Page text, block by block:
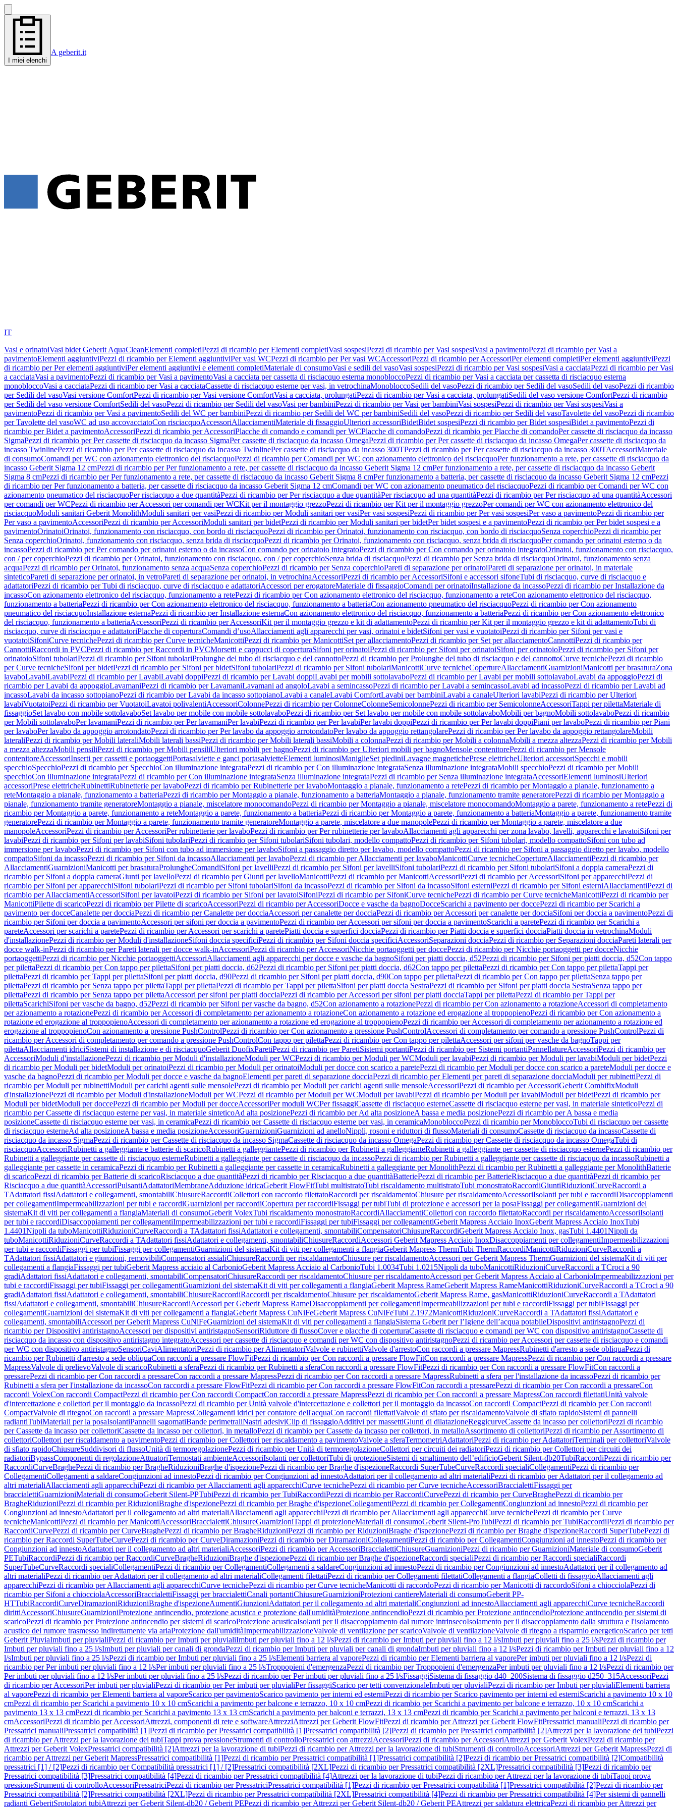
I miei elenchi
A geberit.it
IT
Vasi e orinatoiVasi bidet Geberit AquaCleanElementi completiPezzi di ricambio per Elementi completiVasi sospesiPezzi di ricambio per Vasi sospesiVasi a pavimentoPezzi di ricambio per Vasi a
pavimentoElementi aggiuntiviPezzi di ricambio per Elementi aggiuntiviPer vasi WCPezzi di ricambio per Per vasi WCAccessoriPezzi di ricambio per AccessoriPer elementi completiPer elementi aggiuntiviPezzi
di ricambio per Per elementi aggiuntiviPer elementi aggiuntivi e elementi completiMateriale di consumoVasi e sedili del vasoVasi sospesiPezzi di ricambio per Vasi sospesiVasi a cacciataPezzi di ricambio per Vasi
a cacciataVasi a pavimentoPezzi di ricambio per Vasi a pavimentoVasi a cacciata per cassetta di risciacquo esterna monobloccoPezzi di ricambio per Vasi a cacciata per cassetta di risciacquo esterna
monobloccoVasi a cacciataPezzi di ricambio per Vasi a cacciataCassette di risciacquo esterne per vasi, in vetrochinaMonobloccoSedili del vasoPezzi di ricambio per Sedili del vasoSedili del vasoPezzi di ricambio
per Sedili del vasoVasi versione ComfortPezzi di ricambio per Vasi versione ComfortVasi a cacciata, prolungatiPezzi di ricambio per Vasi a cacciata, prolungatiSedili del vaso versione ComfortPezzi di ricambio
per Sedili del vaso versione ComfortSedili del vasoPezzi di ricambio per Sedili del vasoVasi per bambiniPezzi di ricambio per Vasi per bambiniVasi sospesiPezzi di ricambio per Vasi sospesiVasi a
pavimentoPezzi di ricambio per Vasi a pavimentoSedili del WC per bambiniPezzi di ricambio per Sedili del WC per bambiniSedili del vasoPezzi di ricambio per Sedili del vasoTavolette del vasoPezzi di ricambio
per Tavolette del vasoWC ad uso accovacciatoCon risciacquoAccessoriAllacciamentiMateriale di fissaggioUlteriori accessoriBidetBidet sospesiPezzi di ricambio per Bidet sospesiBidet a pavimentoPezzi di
ricambio per Bidet a pavimentoAccessoriPezzi di ricambio per AccessoriPlacche di comando e comandi per WCPlacche di comandoPezzi di ricambio per Placche di comandoPer cassette di risciacquo da incasso
SigmaPezzi di ricambio per Per cassette di risciacquo da incasso SigmaPer cassette di risciacquo da incasso OmegaPezzi di ricambio per Per cassette di risciacquo da incasso OmegaPer cassette di risciacquo da
incasso TwinlinePezzi di ricambio per Per cassette di risciacquo da incasso TwinlinePer cassette di risciacquo da incasso 300TPezzi di ricambio per Per cassette di risciacquo da incasso 300TAccessoriMateriale
di consumoComandi per WC con azionamento elettronico del risciacquoPezzi di ricambio per Comandi per WC con azionamento elettronico del risciacquoPer funzionamento a rete, per cassette di risciacquo da
incasso Geberit Sigma 12 cmPezzi di ricambio per Per funzionamento a rete, per cassette di risciacquo da incasso Geberit Sigma 12 cmPer funzionamento a rete, per cassette di risciacquo da incasso Geberit
Sigma 8 cmPezzi di ricambio per Per funzionamento a rete, per cassette di risciacquo da incasso Geberit Sigma 8 cmPer funzionamento a batteria, per cassette di risciacquo da incasso Geberit Sigma 12 cmPezzi
di ricambio per Per funzionamento a batteria, per cassette di risciacquo da incasso Geberit Sigma 12 cmComandi per WC con azionamento pneumatico del risciacquoPezzi di ricambio per Comandi per WC con
azionamento pneumatico del risciacquoPer risciacquo a due quantitàPezzi di ricambio per Per risciacquo a due quantitàPer risciacquo ad una quantitàPezzi di ricambio per Per risciacquo ad una quantitàAccessori
per comandi per WCPezzi di ricambio per Accessori per comandi per WCKit per il montaggio grezzoPezzi di ricambio per Kit per il montaggio grezzoPer comandi per WC con azionamento elettronico del
risciacquoModuli sanitari Geberit MonolithModuli sanitari per vasiPezzi di ricambio per Moduli sanitari per vasiPer vasi sospesiPezzi di ricambio per Per vasi sospesiPer vaso a pavimentoPezzi di ricambio per
Per vaso a pavimentoAccessoriPezzi di ricambio per AccessoriModuli sanitari per bidetPezzi di ricambio per Moduli sanitari per bidetPer bidet sospesi e a pavimentoPezzi di ricambio per Per bidet sospesi e a
pavimentoOrinatoiOrinatoi, funzionamento con risciacquo, con bordo di risciacquoPezzi di ricambio per Orinatoi, funzionamento con risciacquo, con bordo di risciacquoSenza coperchioPezzi di ricambio per
Senza coperchioOrinatoi, funzionamento con risciacquo, senza brida di risciacquoPezzi di ricambio per Orinatoi, funzionamento con risciacquo, senza brida di risciacquoPer comando per orinatoi esterno o da
incassoPezzi di ricambio per Per comando per orinatoi esterno o da incassoCon comando per orinatoio integratoPezzi di ricambio per Con comando per orinatoio integratoOrinatoi, funzionamento con risciacquo,
con / per coperchioPezzi di ricambio per Orinatoi, funzionamento con risciacquo, con / per coperchioSenza brida di risciacquoPezzi di ricambio per Senza brida di risciacquoOrinatoi, funzionamento senza
acquaPezzi di ricambio per Orinatoi, funzionamento senza acquaSenza coperchioPezzi di ricambio per Senza coperchioPareti di separazione per orinatoiPareti di separazione per orinatoi, in materiale
sinteticoPareti di separazione per orinatoi, in vetroPareti di separazione per orinatoi, in vetrochinaAccessoriPezzi di ricambio per AccessoriSifoni e accessori sifoneTubi di risciacquo, curve di risciacquo e
adattatoriPezzi di ricambio per Tubi di risciacquo, curve di risciacquo e adattatoriAccessori per erogatoreMateriale di fissaggioComandi per orinatoiInstallazione da incassoPezzi di ricambio per Installazione da
incassoCon azionamento elettronico del risciacquo, funzionamento a retePezzi di ricambio per Con azionamento elettronico del risciacquo, funzionamento a reteCon azionamento elettronico del risciacquo,
funzionamento a batteriaPezzi di ricambio per Con azionamento elettronico del risciacquo, funzionamento a batteriaCon azionamento pneumatico del risciacquoPezzi di ricambio per Con azionamento
pneumatico del risciacquoInstallazione esternaPezzi di ricambio per Installazione esternaCon azionamento elettronico del risciacquo, funzionamento a batteriaPezzi di ricambio per Con azionamento elettronico
del risciacquo, funzionamento a batteriaAccessoriPezzi di ricambio per AccessoriKit per il montaggio grezzo e kit di adattamentoPezzi di ricambio per Kit per il montaggio grezzo e kit di adattamentoTubi di
risciacquo, curve di risciacquo e adattatoriPlacche di coperturaComandi d’usoAllacciamenti agli apparecchi per vasi, orinatoi e bidetSifoni per vasi e vuotatoiPezzi di ricambio per Sifoni per vasi e
vuotatoiSifoniCurve tecnichePezzi di ricambio per Curve tecnicheManicottiPezzi di ricambio per ManicottiSet per allacciamentoPezzi di ricambio per Set per allacciamentoCannottiPezzi di ricambio per
CannottiRaccordi in PVCPezzi di ricambio per Raccordi in PVCMorsetti e cappucci di coperturaSifoni per orinatoiPezzi di ricambio per Sifoni per orinatoiSifoni per orinatoioPezzi di ricambio per Sifoni per
orinatoioSifoni tubolariPezzi di ricambio per Sifoni tubolariProlunghe del tubo di risciacquo e del cannottoPezzi di ricambio per Prolunghe del tubo di risciacquo e del cannottoCurve tecnichePezzi di ricambio
per Curve tecnicheSifoni per bidetPezzi di ricambio per Sifoni per bidetSifoni tubolariPezzi di ricambio per Sifoni tubolariManicottiCurve tecnicheCopertureAllacciamentiGuarnizioniManicotti per brasaturaZona
lavaboLavabiLavabiPezzi di ricambio per LavabiLavabi doppiPezzi di ricambio per Lavabi doppiLavabi per mobili sottolavaboPezzi di ricambio per Lavabi per mobili sottolavaboLavabi da appoggioPezzi di
ricambio per Lavabi da appoggioLavamaniPezzi di ricambio per LavamaniLavamani ad angoloLavabi a semincassoPezzi di ricambio per Lavabi a semincassoLavabi ad incassoPezzi di ricambio per Lavabi ad
incassoLavabi da incasso sottopianoPezzi di ricambio per Lavabi da incasso sottopianoLavabi a canaleLavabi ComfortLavabi per bambiniLavabi a canaleUlteriori lavabiPezzi di ricambio per Ulteriori
lavabiVuotatoiPezzi di ricambio per VuotatoiLavatoi polivalentiAccessoriColonnePezzi di ricambio per ColonneColonneSemicolonnePezzi di ricambio per SemicolonneAccessoriTappi per pilettaMateriale di
fissaggioSet lavabo con mobile sottolavaboSet lavabo per mobile con mobile sottolavaboPezzi di ricambio per Set lavabo per mobile con mobile sottolavaboMobili per bagnoMobili sottolavaboPezzi di ricambio
per Mobili sottolavaboPer lavamaniPezzi di ricambio per Per lavamaniPer lavabiPezzi di ricambio per Per lavabiPer lavabi doppiPezzi di ricambio per Per lavabi doppiPiani per lavaboPezzi di ricambio per Piani
per lavaboPer lavabo da appoggio arrotondatoPezzi di ricambio per Per lavabo da appoggio arrotondatoPer lavabo da appoggio rettangolarePezzi di ricambio per Per lavabo da appoggio rettangolareMobili
lateraliPezzi di ricambio per Mobili lateraliMobili laterali bassiPezzi di ricambio per Mobili laterali bassiMobili a colonnaPezzi di ricambio per Mobili a colonnaMobili a mezza altezzaPezzi di ricambio per Mobili
a mezza altezzaMobili pensiliPezzi di ricambio per Mobili pensiliUlteriori mobili per bagnoPezzi di ricambio per Ulteriori mobili per bagnoMensole contenitorePezzi di ricambio per Mensole
contenitoreAccessoriInserti per cassetti e portaoggettiPortasalviette e ganci portasalvietteElementi luminosiManiglieSet piediniLavagne magnetichePrese elettricheUlteriori accessoriSpecchi e mobili
specchioSpecchioPezzi di ricambio per SpecchioCon illuminazione integrataPezzi di ricambio per Con illuminazione integrataSenza illuminazione integrataMobili specchioPezzi di ricambio per Mobili
specchioCon illuminazione integrataPezzi di ricambio per Con illuminazione integrataSenza illuminazione integrataPezzi di ricambio per Senza illuminazione integrataAccessoriElementi luminosiUlteriori
accessoriPrese elettricheRubinettiRubinetterie per lavaboPezzi di ricambio per Rubinetterie per lavaboMontaggio a pianale, funzionamento a retePezzi di ricambio per Montaggio a pianale, funzionamento a
reteMontaggio a pianale, funzionamento a batteriaPezzi di ricambio per Montaggio a pianale, funzionamento a batteriaMontaggio a pianale, funzionamento tramite generatorePezzi di ricambio per Montaggio a
pianale, funzionamento tramite generatoreMontaggio a pianale, miscelatore monocomandoPezzi di ricambio per Montaggio a pianale, miscelatore monocomandoMontaggio a parete, funzionamento a retePezzi di
ricambio per Montaggio a parete, funzionamento a reteMontaggio a parete, funzionamento a batteriaPezzi di ricambio per Montaggio a parete, funzionamento a batteriaMontaggio a parete, funzionamento tramite
generatorePezzi di ricambio per Montaggio a parete, funzionamento tramite generatoreMontaggio a parete, miscelatore a due manopolePezzi di ricambio per Montaggio a parete, miscelatore a due
manopoleAccessoriPezzi di ricambio per AccessoriPer rubinetterie per lavaboPezzi di ricambio per Per rubinetterie per lavaboAllacciamenti agli apparecchi per zona lavabo, lavelli, apparecchi e lavatoiSifoni per
lavabiPezzi di ricambio per Sifoni per lavabiSifoni tubolariPezzi di ricambio per Sifoni tubolariSifoni tubolari, modello compattoPezzi di ricambio per Sifoni tubolari, modello compattoSifoni con tubo ad
immersione per lavaboPezzi di ricambio per Sifoni con tubo ad immersione per lavaboSifoni a passaggio diretto per lavabo, modello compattoPezzi di ricambio per Sifoni a passaggio diretto per lavabo, modello
compattoSifoni da incassoPezzi di ricambio per Sifoni da incassoAllacciamenti per lavaboPezzi di ricambio per Allacciamenti per lavaboManicottiCurve tecnicheCopertureAllacciamentiPezzi di ricambio per
AllacciamentiGuarnizioniManicotti per brasaturaProlungheComandiSifoni per lavelliPezzi di ricambio per Sifoni per lavelliSifoni tubolariPezzi di ricambio per Sifoni tubolariSifoni a doppia cameraPezzi di
ricambio per Sifoni a doppia cameraGiunti per lavelloPezzi di ricambio per Giunti per lavelloManicottiPezzi di ricambio per ManicottiAccessoriPezzi di ricambio per AccessoriSifoni per apparecchiPezzi di
ricambio per Sifoni per apparecchiSifoni tubolariPezzi di ricambio per Sifoni tubolariSifoni da incassoPezzi di ricambio per Sifoni da incassoSifoni esterniPezzi di ricambio per Sifoni esterniAllacciamentiPezzi di
ricambio per AllacciamentiAccessoriSifoni per lavatoiPezzi di ricambio per Sifoni per lavatoiSifoniPezzi di ricambio per SifoniCurve tecnichePezzi di ricambio per Curve tecnicheManicottiPezzi di ricambio per
ManicottiPilette di scaricoPezzi di ricambio per Pilette di scaricoAccessoriPezzi di ricambio per AccessoriDocce e vasche da bagnoDocceScarichi a pavimento per doccePezzi di ricambio per Scarichi a
pavimento per docceCanalette per docciaPezzi di ricambio per Canalette per docciaAccessori per canalette per docciaPezzi di ricambio per Accessori per canalette per docciaSifoni per doccia a pavimentoPezzi di
ricambio per Sifoni per doccia a pavimentoAccessori per sifoni per doccia a pavimentoPezzi di ricambio per Accessori per sifoni per doccia a pavimentoScarichi a paretePezzi di ricambio per Scarichi a
pareteAccessori per scarichi a paretePezzi di ricambio per Accessori per scarichi a paretePiatti doccia e superfici docciaPezzi di ricambio per Piatti doccia e superfici docciaPiatti doccia in vetrochinaModuli
d'installazionePezzi di ricambio per Moduli d'installazioneSifoni doccia specificiPezzi di ricambio per Sifoni doccia specificiAccessoriSeparazioni docciaPezzi di ricambio per Separazioni docciaPareti laterali per
docce walk-inPezzi di ricambio per Pareti laterali per docce walk-inAccessoriPezzi di ricambio per AccessoriNicchie portaoggetti per doccePezzi di ricambio per Nicchie portaoggetti per docceNicchie
portaoggettiPezzi di ricambio per Nicchie portaoggettiAccessoriAllacciamenti agli apparecchi per docce e vasche da bagnoSifoni per piatti doccia, d52Pezzi di ricambio per Sifoni per piatti doccia, d52Con tappo
per pilettaPezzi di ricambio per Con tappo per pilettaSifoni per piatti doccia, d62Pezzi di ricambio per Sifoni per piatti doccia, d62Con tappo per pilettaPezzi di ricambio per Con tappo per pilettaTappi per
pilettaPezzi di ricambio per Tappi per pilettaSifoni per piatti doccia, d90Pezzi di ricambio per Sifoni per piatti doccia, d90Con tappo per pilettaPezzi di ricambio per Con tappo per pilettaSenza tappo per
pilettaPezzi di ricambio per Senza tappo per pilettaTappi per pilettaPezzi di ricambio per Tappi per pilettaSifoni per piatti doccia SestraPezzi di ricambio per Sifoni per piatti doccia SestraSenza tappo per
pilettaPezzi di ricambio per Senza tappo per pilettaAccessori per sifoni per piatti docciaPezzi di ricambio per Accessori per sifoni per piatti docciaTappi per pilettaPezzi di ricambio per Tappi per
pilettaScarichiSifoni per vasche da bagno, d52Pezzi di ricambio per Sifoni per vasche da bagno, d52Con azionamento a rotazionePezzi di ricambio per Con azionamento a rotazioneAccessori di completamento
per azionamento a rotazionePezzi di ricambio per Accessori di completamento per azionamento a rotazioneCon azionamento a rotazione ed erogazione al troppopienoPezzi di ricambio per Con azionamento a
rotazione ed erogazione al troppopienoAccessori di completamento per azionamento a rotazione ed erogazione al troppopienoPezzi di ricambio per Accessori di completamento per azionamento a rotazione ed
erogazione al troppopienoCon azionamento a pressione PushControlPezzi di ricambio per Con azionamento a pressione PushControlAccessori di completamento per comando a pressione PushControlPezzi di
ricambio per Accessori di completamento per comando a pressione PushControlCon tappo per pilettaPezzi di ricambio per Con tappo per pilettaAccessori per sifoni per vasche da bagnoTappi per
pilettaAllacciamenti idriciSistemi di installazione e di risciacquoGeberit DuofixParetiPezzi di ricambio per ParetiSistemi portantiPezzi di ricambio per Sistemi portantiPannellatureAccessoriPezzi di ricambio per
AccessoriModuli d'installazionePezzi di ricambio per Moduli d'installazioneModuli per WCPezzi di ricambio per Moduli per WCModuli per lavabiPezzi di ricambio per Moduli per lavabiModuli per bidetPezzi
di ricambio per Moduli per bidetModuli per orinatoiPezzi di ricambio per Moduli per orinatoiModuli per docce con scarico a paretePezzi di ricambio per Moduli per docce con scarico a pareteModuli per docce e
vasche da bagnoPezzi di ricambio per Moduli per docce e vasche da bagnoElementi per pareti di separazione docciaPezzi di ricambio per Elementi per pareti di separazione docciaModuli per rubinettiPezzi di
ricambio per Moduli per rubinettiModuli per carichi agenti sulle mensolePezzi di ricambio per Moduli per carichi agenti sulle mensoleAccessoriPezzi di ricambio per AccessoriGeberit CombifixModuli
d'installazionePezzi di ricambio per Moduli d'installazioneModuli per WCPezzi di ricambio per Moduli per WCModuli per lavabiPezzi di ricambio per Moduli per lavabiModuli per bidetPezzi di ricambio per
Moduli per bidetModuli per doccePezzi di ricambio per Moduli per docceAccessoriPer moduli WCPer fissaggiCassette di risciacquo esterneCassette di risciacquo esterne per vasi, in materiale sinteticoPezzi di
ricambio per Cassette di risciacquo esterne per vasi, in materiale sinteticoAd alta posizionePezzi di ricambio per Ad alta posizioneA bassa e media posizionePezzi di ricambio per A bassa e media
posizioneCassette di risciacquo esterne per vasi, in ceramicaPezzi di ricambio per Cassette di risciacquo esterne per vasi, in ceramicaMonobloccoPezzi di ricambio per MonobloccoTubi di risciacquo per cassette
di risciacquo esterneAd alta posizioneA bassa e media posizioneAccessoriGuarnizioniGuarnizioni ad anelloNippli, rosoni e riduttori di flussoMateriali di consumoCassette di risciacquo da incassoCassette di
risciacquo da incasso SigmaPezzi di ricambio per Cassette di risciacquo da incasso SigmaCassette di risciacquo da incasso OmegaPezzi di ricambio per Cassette di risciacquo da incasso OmegaTubi di
risciacquoAccessoriRubinetti a galleggiante e batterie di scaricoRubinetti a galleggiantePezzi di ricambio per Rubinetti a galleggianteRubinetti a galleggiante per cassette di risciacquo esternePezzi di ricambio per
Rubinetti a galleggiante per cassette di risciacquo esterneRubinetti a galleggiante per cassette di risciacquo da incassoPezzi di ricambio per Rubinetti a galleggiante per cassette di risciacquo da incassoRubinetti a
galleggiante per cassette in ceramicaPezzi di ricambio per Rubinetti a galleggiante per cassette in ceramicaRubinetti a galleggiante per MonolithPezzi di ricambio per Rubinetti a galleggiante per MonolithBatterie
di scaricoPezzi di ricambio per Batterie di scaricoRisciacquo a due quantitàPezzi di ricambio per Risciacquo a due quantitàBatteriePezzi di ricambio per BatterieRisciacquo a due quantitàPezzi di ricambio per
Risciacquo a due quantitàAccessoriPulsantiAdattatoriMembraneAdduzione idricaGeberit FlowFitTubi multistratoTubi riscaldamento multistratoTubi monostratoRaccordiGiuntiRiduzioniCurveRaccordi a
TAdattatori fissiAdattatori e collegamenti, smontabiliChiusureRaccordiCollettori con raccordo filettatoRaccordi per riscaldamentoChiusure per riscaldamentoAccessoriIsolanti per tubi e raccordiDisaccoppiamenti
per collegamentiImpermeabilizzazioni per tubi e raccordiGuarnizioni per raccordiCopertura per raccordiFissaggi per tubiTubi di protezione e accessori per la posaFissaggi per collegamentiGuarnizioni del
sistemaKit di viti per collegamenti a flangiaMateriali di consumoGeberit VolexTubi riscaldamento monostratoRaccordiAllacciamentiCollettori con raccordo filettatoRaccordi per riscaldamentoAccessoriIsolanti
per tubi e raccordiDisaccoppiamenti per collegamentiImpermeabilizzazioni per tubi e raccordiFissaggi per tubiFissaggi per collegamentiGeberit Mapress Acciaio InoxGeberit Mapress Acciaio InoxTubi
1.4401Nippli da tuboManicottiRiduzioniCurveRaccordi a TAdattatori fissiAdattatori e collegamenti, smontabiliCompensatoriChiusureRaccordiGeberit Mapress Acciaio Inox, gasTubi 1.4401Nippli da
tuboManicottiRiduzioniCurveRaccordi a TAdattatori fissiAdattatori e collegamenti, smontabiliChiusureRaccordiAccessori Geberit Mapress Acciaio InoxDisaccoppiamenti per collegamentiImpermeabilizzazioni
per tubi e raccordiFissaggi per tubiFissaggi per collegamentiGuarnizioni del sistemaKit di viti per collegamenti a flangiaGeberit Mapress ThermTubi ThermRaccordiManicottiRiduzioniCurveRaccordi a
TAdattatori fissiAdattatori e giunzioni, removibiliCompensatori assialiChiusureRaccordi per riscaldamentoChiusure per riscaldamentoAccessori per Geberit Mapress ThermGuarnizioni del sistemaKit di viti per
collegamenti a flangiaFissaggi per tubiGeberit Mapress acciaio al CarbonioGeberit Mapress Acciaio al CarbonioTubi 1.0034Tubi 1.0215Nippli da tuboManicottiRiduzioniCurveRaccordi a TCroci a 90
gradiAdattatori fissiAdattatori e collegamenti, smontabiliCompensatoriChiusureRaccordi per riscaldamentoChiusure per riscaldamentoAccessori per Geberit Mapress Acciaio al CarbonioImpermeabilizzazioni per
tubi e raccordiFissaggi per tubiFissaggi per collegamentiGuarnizioni del sistemaKit di viti per collegamenti a flangiaGeberit Mapress RameGeberit Mapress RameManicottiRiduzioniCurveRaccordi a TCroci a 90
gradiAdattatori fissiAdattatori e collegamenti, smontabiliChiusureRaccordiRaccordi per riscaldamentoChiusure per riscaldamentoGeberit Mapress Rame, gasManicottiRiduzioniCurveRaccordi a TAdattatori
fissiAdattatori e collegamenti, smontabiliChiusureRaccordiAccessori per Geberit Mapress RameDisaccoppiamenti per collegamentiImpermeabilizzazioni per tubi e raccordiFissaggi per tubiFissaggi per
collegamentiGuarnizioni del sistemaKit di viti per collegamenti a flangiaGeberit Mapress CuNiFeGeberit Mapress CuNiFeTubi 2.1972ManicottiRiduzioniCurveRaccordi a TAdattatori fissiAdattatori e
collegamenti, smontabiliAccessori per Geberit Mapress CuNiFeGuarnizioni del sistemaKit di viti per collegamenti a flangiaSistema Geberit per l’Igiene dell’acqua potabileDispositivi antiristagnoPezzi di
ricambio per Dispositivi antiristagnoAccessori per dispositivi antiristagnoSensoriRiduttore di flussoCover e placche di coperturaCassette di risciacquo e comandi per WC con dispositivo antiristagnoCassette di
risciacquo da incasso con dispositivo antiristagno integratoAccessori per cassette di risciacquo e comandi per WC con dispositivo antiristagnoPezzi di ricambio per Accessori per cassette di risciacquo e comandi
per WC con dispositivo antiristagnoSensoriCaviAlimentatoriPezzi di ricambio per AlimentatoriValvole e rubinettiValvole d'arrestoCon raccordi a pressare MapressRubinetti d'arresto a sede obliquaPezzi di
ricambio per Rubinetti d'arresto a sede obliquaCon raccordi a pressare FlowFitPezzi di ricambio per Con raccordi a pressare FlowFitCon raccordi a pressare MapressPezzi di ricambio per Con raccordi a pressare
MapressValvole di prelievoValvole di scaricoRubinetti a sferaPezzi di ricambio per Rubinetti a sferaCon raccordi a pressare FlowFitPezzi di ricambio per Con raccordi a pressare FlowFitCon raccordi a
pressarePezzi di ricambio per Con raccordi a pressareCon raccordi a pressare MapressPezzi di ricambio per Con raccordi a pressare MapressRubinetti a sfera per l'installazione da incassoPezzi di ricambio per
Rubinetti a sfera per l'installazione da incassoCon raccordi a pressare FlowFitPezzi di ricambio per Con raccordi a pressare FlowFitCon raccordi a pressarePezzi di ricambio per Con raccordi a pressareCon
raccordi VolexCon raccordi CompactPezzi di ricambio per Con raccordi CompactCon raccordi a pressare MapressPezzi di ricambio per Con raccordi a pressare MapressCon raccordi filettatiUnità valvole
d'intercettazione e collettori per il montaggio da incassoPezzi di ricambio per Unità valvole d'intercettazione e collettori per il montaggio da incassoCon raccordi CompactPezzi di ricambio per Con raccordi
CompactValvole di ritegnoCon raccordi a pressare MapressCollegamenti idrici per contatore dell'acquaCon raccordi filettatiValvole di sfiato per riscaldamentoValvole di sfiato rapidoSistemi di pannelli
radiantiTubiMateriali per la posaIsolantiPannelli sagomatiBande perimetraliNastri adesiviClip di fissaggioAdditivi per massettiGiunti di dilatazioneReggicurveCassette da incasso per collettoriPezzi di ricambio
per Cassette da incasso per collettoriCassette da incasso per collettori, in metalloPezzi di ricambio per Cassette da incasso per collettori, in metalloAssortimento di collettoriPezzi di ricambio per Assortimento di
collettoriCollettori per riscaldamento a pavimentoPezzi di ricambio per Collettori per riscaldamento a pavimentoValvole a sferaTermometriAdattatoriPezzi di ricambio per AdattatoriTerminali per collettoriValvole
di sfiato rapidoChiusureSuddivisori di flussoUnità di termoregolazionePezzi di ricambio per Unità di termoregolazioneCollettori per circuiti dei radiatoriPezzi di ricambio per Collettori per circuiti dei
radiatoriBypassComponenti di regolazioneAttuatoriTermostati ambienteAccessoriIsolanti per collettoriTubi di protezioneSistemi di smaltimento dell’edificioGeberit Silent-db20TubiRaccordiPezzi di ricambio per
RaccordiCurveBraghePezzi di ricambio per BragheRiduzioniBraghe d'ispezionePezzi di ricambio per Braghe d'ispezioneRaccordi SuperTubeCurveRaccordi specialiCollegamentiPezzi di ricambio per
CollegamentiCollegamenti a saldareCongiunzioni ad innestoPezzi di ricambio per Congiunzioni ad innestoAdattatori per il collegamento ad altri materialiPezzi di ricambio per Adattatori per il collegamento ad
altri materialiAllacciamenti agli apparecchiPezzi di ricambio per Allacciamenti agli apparecchiCurve tecnichePezzi di ricambio per Curve tecnicheAccessoriBraccialettiFissaggi per
braccialettiGuarnizioniMateriali di consumoGeberit Silent-PPTubiPezzi di ricambio per TubiRaccordiPezzi di ricambio per RaccordiCurvePezzi di ricambio per CurveBraghePezzi di ricambio per
BragheRiduzioniPezzi di ricambio per RiduzioniBraghe d'ispezionePezzi di ricambio per Braghe d'ispezioneCollegamentiPezzi di ricambio per CollegamentiCongiunzioni ad innestoPezzi di ricambio per
Congiunzioni ad innestoAdattatori per il collegamento ad altri materialiAllacciamenti agli apparecchiPezzi di ricambio per Allacciamenti agli apparecchiCurve tecnichePezzi di ricambio per Curve
tecnicheManicottiPezzi di ricambio per ManicottiAccessoriBraccialettiChiusureGuarnizioniTappi di protezioneMateriali di consumoGeberit Silent-ProTubiPezzi di ricambio per TubiRaccordiPezzi di ricambio per
RaccordiCurvePezzi di ricambio per CurveBraghePezzi di ricambio per BragheRiduzioniPezzi di ricambio per RiduzioniBraghe d'ispezionePezzi di ricambio per Braghe d'ispezioneRaccordi SuperTubePezzi di
ricambio per Raccordi SuperTubeCurvePezzi di ricambio per CurveDiramazioniPezzi di ricambio per DiramazioniCollegamentiPezzi di ricambio per CollegamentiCongiunzioni ad innestoPezzi di ricambio per
Congiunzioni ad innestoAdattatori per il collegamento ad altri materialiAccessoriPezzi di ricambio per AccessoriBraccialettiChiusureGuarnizioniPezzi di ricambio per GuarnizioniMateriale di consumoGeberit
PETubiRaccordiPezzi di ricambio per RaccordiCurveBragheRiduzioniBraghe d'ispezionePezzi di ricambio per Braghe d'ispezioneRaccordi specialiPezzi di ricambio per Raccordi specialiRaccordi
SuperTubeCurveRaccordi specialiCollegamentiPezzi di ricambio per CollegamentiCollegamenti a saldareCongiunzioni ad innestoPezzi di ricambio per Congiunzioni ad innestoAdattatori per il collegamento ad
altri materialiPezzi di ricambio per Adattatori per il collegamento ad altri materialiCollegamenti filettatiPezzi di ricambio per Collegamenti filettatiCollegamenti a flangiaColletti di fissaggioAllacciamenti agli
apparecchiPezzi di ricambio per Allacciamenti agli apparecchiCurve tecnichePezzi di ricambio per Curve tecnicheManicotti di raccordoPezzi di ricambio per Manicotti di raccordoSifoni a chiocciolaPezzi di
ricambio per Sifoni a chiocciolaAccessoriBraccialettiFissaggi per braccialettiCanali portantiChiusureGuarnizioniProtezioni cantiereMateriali di consumoGeberit PP-
HTTubiRaccordiCurveDiramazioniRiduzioniBraghe d'ispezioneAumentiGiunzioniAdattatori per il collegamento ad altri materialiCongiunzioni ad innestoAllacciamenti agli apparecchiCurve tecnicheRaccordi
dirittiAccessoriChiusureGuarnizioniProtezione antincendio, protezione acustica e protezione dall'umiditàProtezione antincendioPezzi di ricambio per Protezione antincendioProtezione antincendio per sistemi di
scaricoPezzi di ricambio per Protezione antincendio per sistemi di scaricoProtezione acusticaIsolanti per il disaccoppiamento dal rumore intrinsecoIsolamento per il disaccoppiamento dalla struttura e l'isolamento
acustico del rumore trasmesso indirettamente via ariaProtezione dall'umiditàImpermeabilizzazioneValvole di ventilazione per scaricoValvole di ventilazioneValvole di ritegno a risparmio energeticoScarico per tetti
Geberit PluviaImbuti per pluvialiPezzi di ricambio per Imbuti per pluvialiImbuti per pluviali fino a 12 l/sPezzi di ricambio per Imbuti per pluviali fino a 12 l/sImbuti per pluviali fino a 25 l/sPezzi di ricambio per
Imbuti per pluviali fino a 25 l/sImbuti per pluviali per canali di grondaPezzi di ricambio per Imbuti per pluviali per canali di grondaImbuti per pluviali fino a 12 l/sPezzi di ricambio per Imbuti per pluviali fino a 12
l/sImbuti per pluviali fino a 25 l/sPezzi di ricambio per Imbuti per pluviali fino a 25 l/sElementi barriera al vaporePezzi di ricambio per Elementi barriera al vaporePer imbuti per pluviali fino a 12 l/sPezzi di
ricambio per Per imbuti per pluviali fino a 12 l/sPer imbuti per pluviali fino a 25 l/sTroppopieni d'emergenzaPezzi di ricambio per Troppopieni d'emergenzaPer imbuti per pluviali fino a 12 l/sPezzi di ricambio per
Per imbuti per pluviali fino a 12 l/sPer imbuti per pluviali fino a 25 l/sPezzi di ricambio per Per imbuti per pluviali fino a 25 l/sFissaggiSistema di fissaggio d40–200Sistema di fissaggio d250–315AccessoriPezzi
di ricambio per AccessoriPer imbuti per pluvialiPezzi di ricambio per Per imbuti per pluvialiPer fissaggiScarico per tetti convenzionaleImbuti per pluvialiPezzi di ricambio per Imbuti per pluvialiElementi barriera
al vaporePezzi di ricambio per Elementi barriera al vaporeScarico per pavimentoScarico pavimento per interni ed esterniPezzi di ricambio per Scarico pavimento per interni ed esterniScarichi a pavimento 10 x 10
cmPezzi di ricambio per Scarichi a pavimento 10 x 10 cmScarichi a pavimento per balcone e terrazzo, 10 x 10 cmPezzi di ricambio per Scarichi a pavimento per balcone e terrazzo, 10 x 10 cmScarichi a
pavimento 13 x 13 cmPezzi di ricambio per Scarichi a pavimento 13 x 13 cmScarichi a pavimento per balconi e terrazzi, 13 x 13 cmPezzi di ricambio per Scarichi a pavimento per balconi e terrazzi, 13 x 13
cmAccessoriPezzi di ricambio per AccessoriAttrezzi, componenti di rete e softwareAttrezziAttrezzi per Geberit FlowFitPezzi di ricambio per Attrezzi per Geberit FlowFitPressatrici manualiPezzi di ricambio per
Pressatrici manualiPressatrici compatibilità [1]Pezzi di ricambio per Pressatrici compatibilità [1]Pressatrici compatibilità [2]Pezzi di ricambio per Pressatrici compatibilità [2]Attrezzi per la lavorazione dei tubiPezzi
di ricambio per Attrezzi per la lavorazione dei tubiTappi prova pressioneStrumenti di controlloPressatrici con attrezziAccessoriPezzi di ricambio per AccessoriAttrezzi per Geberit VolexPezzi di ricambio per
Attrezzi per Geberit VolexPressatrici compatibilità [2]Attrezzi per la lavorazione di tubiPezzi di ricambio per Attrezzi per la lavorazione di tubiStrumenti di controlloAccessoriAttrezzi per Geberit MapressPezzi di
ricambio per Attrezzi per Geberit MapressPressatrici compatibilità [1]Pezzi di ricambio per Pressatrici compatibilità [1]Pressatrici compatibilità [2]Pezzi di ricambio per Pressatrici compatibilità [2]Compatibilità
pressatrici [1] / [2]Pezzi di ricambio per Compatibilità pressatrici [1] / [2]Pressatrici compatibilità [2XL]Pezzi di ricambio per Pressatrici compatibilità [2XL]Pressatrici compatibilità [3]Pezzi di ricambio per
Pressatrici compatibilità [3]Pressatrici compatibilità [4]Pezzi di ricambio per Pressatrici compatibilità [4]Attrezzi per la lavorazione di tubiPezzi di ricambio per Attrezzi per la lavorazione di tubiTappi prova
pressioneStrumenti di controlloAccessoriPressatriciPezzi di ricambio per PressatriciPressatrici compatibilità [1]Pezzi di ricambio per Pressatrici compatibilità [1]Pressatrici compatibilità [2]Pezzi di ricambio per
Pressatrici compatibilità [2]Pressatrici compatibilità [2XL]Pezzi di ricambio per Pressatrici compatibilità [2XL]Pressatrici compatibilità [4]Pezzi di ricambio per Pressatrici compatibilità [4]Per sistemi di pannelli
radianti GeberitSrotolatori tubiAttrezzi per Geberit Silent-db20 / Geberit PEPezzi di ricambio per Attrezzi per Geberit Silent-db20 / Geberit PEAttrezzi per saldatura elettricaPezzi di ricambio per Attrezzi per